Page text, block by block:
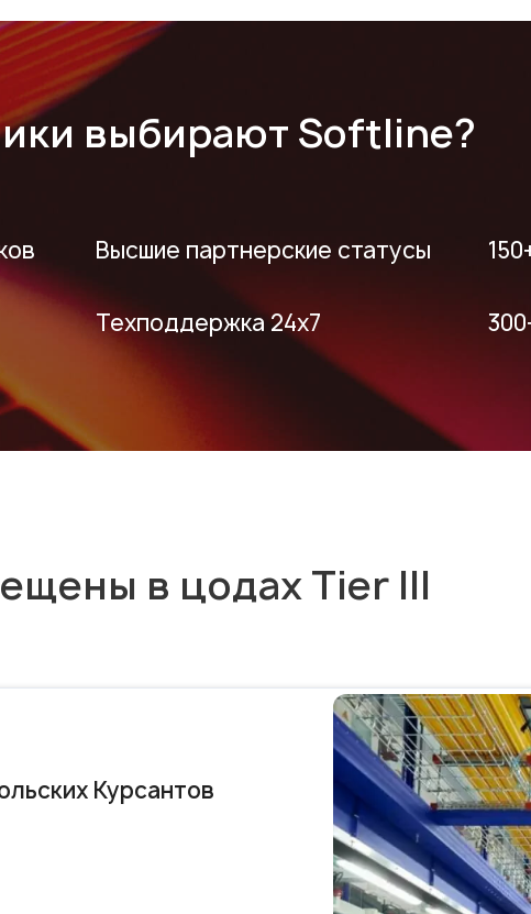
выбирают Softline?
Высшие партнерские статусы
Техподдержка 24х7
в цодах Tier III
центр Санкт-Петербург Выборгское
Динамические источники бесперебойного питания (КПД 99,